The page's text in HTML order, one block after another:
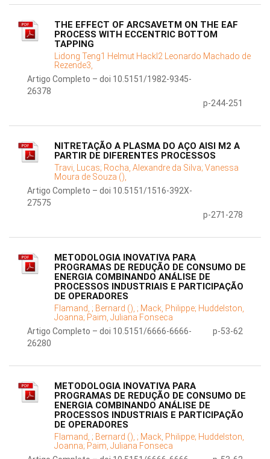
THE EFFECT OF ARCSAVETM ON THE EAF
PROCESS WITH ECCENTRIC BOTTOM
TAPPING
Lidong Teng1 Helmut Hackl2 Leonardo Machado de
Rezende3,
Artigo Completo – doi 10.5151/1982-9345-
26378
p-244-251
NITRETAÇÃO A PLASMA DO AÇO AISI M2 A
PARTIR DE DIFERENTES PROCESSOS
Travi, Lucas; Rocha, Alexandre da Silva; Vanessa
Moura de Souza (),
Artigo Completo – doi 10.5151/1516-392X-
27575
p-271-278
METODOLOGIA INOVATIVA PARA
PROGRAMAS DE REDUÇÃO DE CONSUMO DE
ENERGIA COMBINANDO ANÁLISE DE
PROCESSOS INDUSTRIAIS E PARTICIPAÇÃO
DE OPERADORES
Flamand, ; Bernard (), ; Mack, Philippe; Huddelston,
Joanna; Paim, Juliana Fonseca
Artigo Completo – doi 10.5151/6666-6666-
26280
p-53-62
METODOLOGIA INOVATIVA PARA
PROGRAMAS DE REDUÇÃO DE CONSUMO DE
ENERGIA COMBINANDO ANÁLISE DE
PROCESSOS INDUSTRIAIS E PARTICIPAÇÃO
DE OPERADORES
Flamand, ; Bernard (), ; Mack, Philippe; Huddelston,
Joanna; Paim, Juliana Fonseca